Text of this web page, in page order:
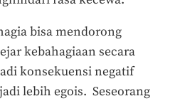
bisa mendorong
kebahagiaan secara
konsekuensi negatif
lebih egois. Seseorang